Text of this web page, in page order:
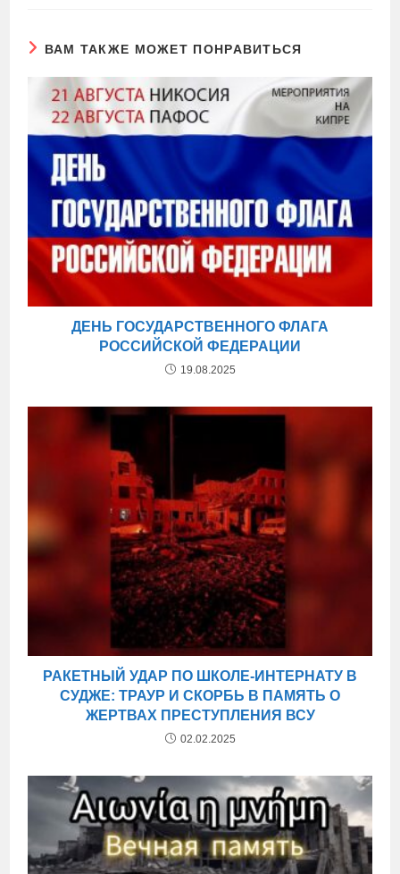
ВАМ ТАКЖЕ МОЖЕТ ПОНРАВИТЬСЯ
ДЕНЬ ГОСУДАРСТВЕННОГО ФЛАГА
РОССИЙСКОЙ ФЕДЕРАЦИИ
19.08.2025
РАКЕТНЫЙ УДАР ПО ШКОЛЕ-ИНТЕРНАТУ В
СУДЖЕ: ТРАУР И СКОРБЬ В ПАМЯТЬ О
ЖЕРТВАХ ПРЕСТУПЛЕНИЯ ВСУ
02.02.2025